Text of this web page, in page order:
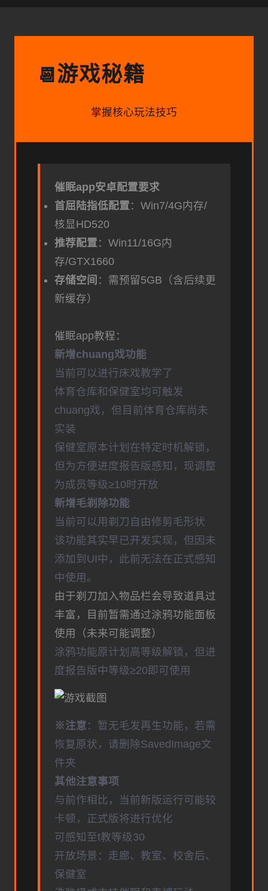
📆 游戏秘籍
掌握核心玩法技巧
催眠app安卓配置要求
​首屈陆指低配置​ ​：Win7/4G内存/
核显HD520
​推荐配置​ ​：Win11/16G内
存/GTX1660
​存储空间​ ​：需预留5GB（含后续更
新缓存）
催眠app教程：
新增chuang戏功能
当前可以进行床戏教学了
体育仓库和保健室均可触发
chuang戏，但目前体育仓库尚未
实装
保健室原本计划在特定时机解锁，
但为方便进度报告版感知，现调整
为成员等级≥10时开放
新增毛剃除功能
当前可以用剃刀自由修剪毛形状
该功能其实早已开发实现，但因未
添加到UI中，此前无法在正式感知
中使用。
由于剃刀加入物品栏会导致道具过
丰富，目前暂需通过涂鸦功能面板
使用（未来可能调整）
涂鸦功能原计划高等级解锁，但进
度报告版中等级≥20即可使用
※注意 ：暂无毛发再生功能，若需
恢复原状，请删除SavedImage文
件夹
其他注意事项
与前作相比，当前新版运行可能较
卡顿，正式版将进行优化
可感知至t教等级30
开放场景：走廊、教室、校舍后、
保健室